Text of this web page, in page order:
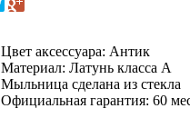
Цвет аксессуара: Антик
Материал: Латунь класса А
Мыльница сделана из стекла
Официальная гарантия: 60